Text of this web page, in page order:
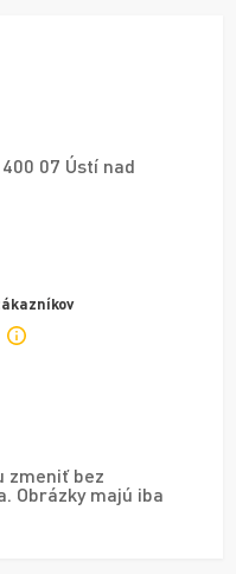
07 Ústí nad
zmeniť bez
Obrázky majú iba